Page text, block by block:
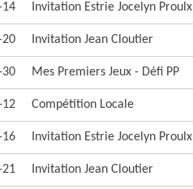
Invitation Estrie Jocelyn Proulx
Invitation Jean Cloutier
Mes Premiers Jeux - Défi PP
Compétition Locale
Invitation Estrie Jocelyn Proulx
Invitation Jean Cloutier